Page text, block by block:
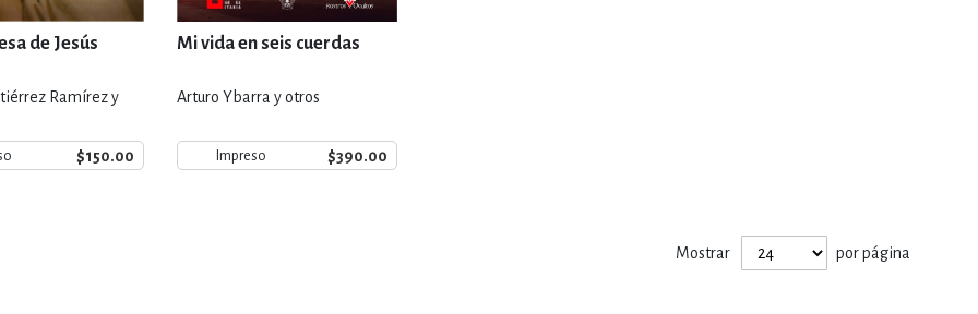
RELIGIÓN HISTORIA Y ARQUEOLOGÍA
Y DIDÁCTICOS LENGUAJE Y LINGÜÍSTICA
de Jesús
Ramírez y
$150.00
Mi vida en seis cuerdas
Arturo Ybarra y otros
Impreso $390.00
Mostrar por página